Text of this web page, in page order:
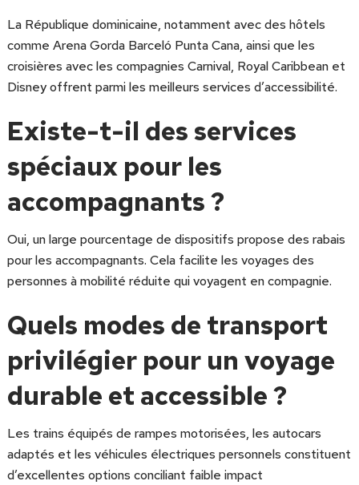
La République dominicaine, notamment avec des hôtels
comme Arena Gorda Barceló Punta Cana, ainsi que les
croisières avec les compagnies Carnival, Royal Caribbean et
Disney offrent parmi les meilleurs services d’accessibilité.
Existe-t-il des services
spéciaux pour les
accompagnants ?
Oui, un large pourcentage de dispositifs propose des rabais
pour les accompagnants. Cela facilite les voyages des
personnes à mobilité réduite qui voyagent en compagnie.
Quels modes de transport
privilégier pour un voyage
durable et accessible ?
Les trains équipés de rampes motorisées, les autocars
adaptés et les véhicules électriques personnels constituent
d’excellentes options conciliant faible impact